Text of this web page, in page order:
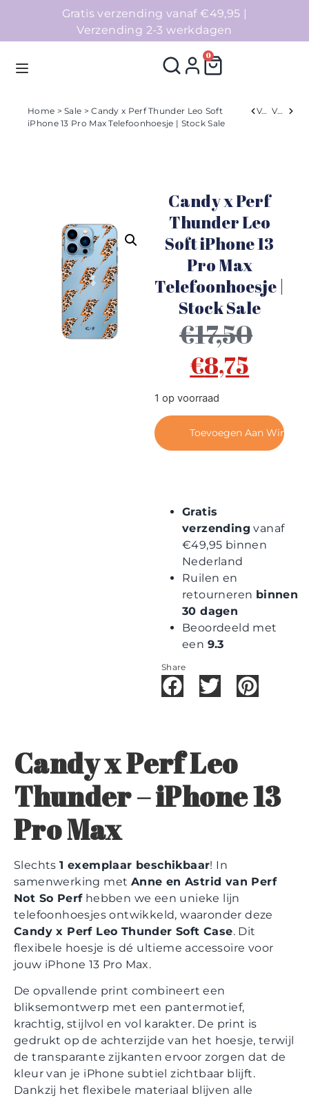
Gratis verzending vanaf €49,95 |
Verzending 2-3 werkdagen
0
Collecties
Contact
Home >Sale > Candy x Perf Thunder Leo Soft
iPhone 13 Pro Max Telefoonhoesje | Stock Sale
Verleden Volgend
Candy x Perf
Thunder Leo
Soft iPhone 13
Pro Max
Telefoonhoesje |
Stock Sale
€17,50
€8,75
1 op voorraad
Toevoegen Aan
Gratis
verzending vanaf
€49,95 binnen
Nederland
Ruilen en
retourneren binnen
30 dagen
Beoordeeld met
een 9.3
Share
Candy x Perf Leo
Thunder – iPhone 13
Pro Max
Slechts1 exemplaar beschikbaar! In
samenwerking met Anne en Astrid van Perf
Not So Perfhebben we een unieke lijn
telefoonhoesjes ontwikkeld, waaronder deze
Candy x Perf Leo Thunder Soft Case. Dit
flexibele hoesje is dé ultieme accessoire voor
jouw iPhone 13 Pro Max.
De opvallende print combineert een
bliksemontwerp met een pantermotief,
krachtig, stijlvol en vol karakter. De print is
gedrukt op de achterzijde van het hoesje, terwijl
de transparante zijkanten ervoor zorgen dat de
kleur van je iPhone subtiel zichtbaar blijft.
Dankzij het flexibele materiaal blijven alle